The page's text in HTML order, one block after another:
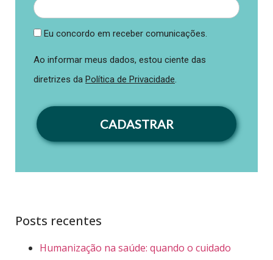
Eu concordo em receber comunicações.
Ao informar meus dados, estou ciente das
diretrizes da Política de Privacidade.
CADASTRAR
Posts recentes
Humanização na saúde: quando o cuidado